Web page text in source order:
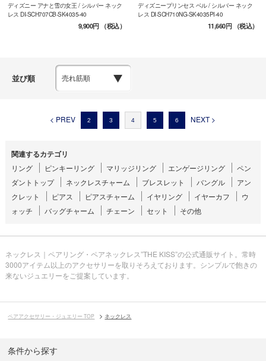
ディズニー アナと雪の女王 / シルバー ネック
レス DI-SCH707CB-SK4035-40
9,900円（税込）
ディズニープリンセス ベル / シルバー ネック
レス DI-SCH710NG-SK4035PI-40
11,660円（税込）
並び順
< PREV 2 3 4 5 6 NEXT >
関連するカテゴリ
リング ピンキーリング マリッジリング エンゲージリング
ペン
ダントトップ
ネックレスチャーム ブレスレット バングル
アン
クレット
ピアス ピアスチャーム イヤリング イヤーカフ
ウ
ォッチ
バッグチャーム チェーン セット その他
ネックレス｜ペアリング・ペアネックレス”THE KISS”の公式通販サイト。常時
3000アイテム以上のアクセサリーを取りそろえております。シンプルで飽きの
来ないジュエリーをご提案しています。
ペアアクセサリー・ジュエリー TOP ネックレス
条件から探す